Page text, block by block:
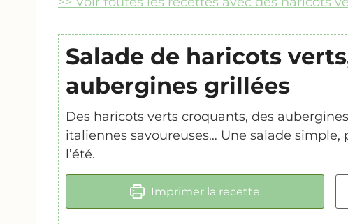
Salade de haricots
aubergines grillées
Des haricots verts croquants, des
italiennes savoureuses… Une salade
l’été.
Imprimer la recette